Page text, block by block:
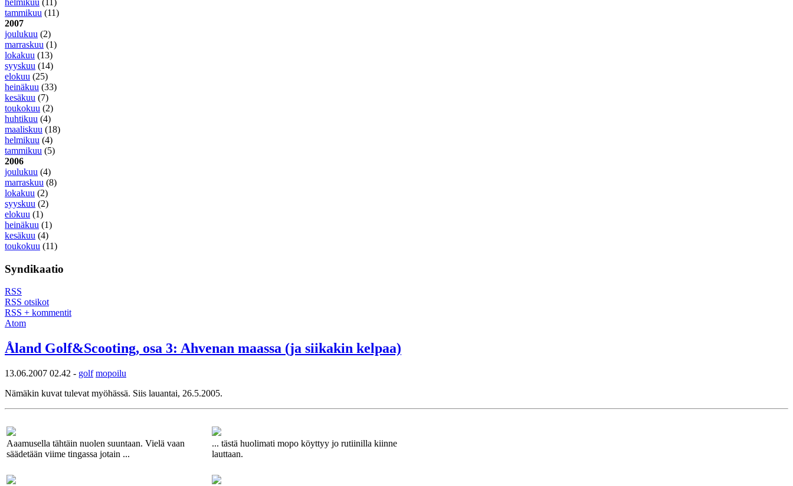
helmikuu (11)
tammikuu (11)
2007
joulukuu (2)
marraskuu (1)
lokakuu (13)
syyskuu (14)
elokuu (25)
heinäkuu (33)
kesäkuu (7)
toukokuu (2)
huhtikuu (4)
maaliskuu (18)
helmikuu (4)
tammikuu (5)
2006
joulukuu (4)
marraskuu (8)
lokakuu (2)
syyskuu (2)
elokuu (1)
heinäkuu (1)
kesäkuu (4)
toukokuu (11)
Syndikaatio
RSS
RSS otsikot
RSS + kommentit
Atom
Åland Golf&Scooting, osa 3: Ahvenan maassa (ja siikakin kelpaa)
13.06.2007 02.42 - golf mopoilu
Nämäkin kuvat tulevat myöhässä. Siis lauantai, 26.5.2005.
Aaamusella tähtäin nuolen suuntaan. Vielä vaan
säädetään viime tingassa jotain ...
... tästä huolimati mopo köyttyy jo rutiinilla kiinne
lauttaan.